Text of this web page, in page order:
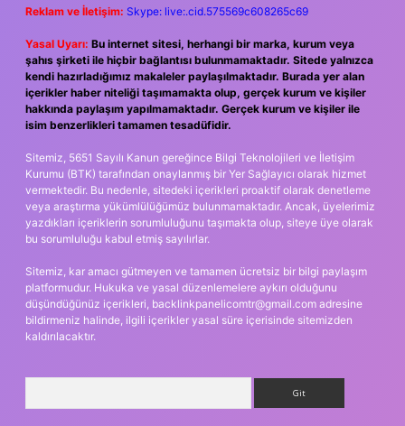
Reklam ve İletişim: Skype: live:.cid.575569c608265c69
Yasal Uyarı: Bu internet sitesi, herhangi bir marka, kurum veya
şahıs şirketi ile hiçbir bağlantısı bulunmamaktadır. Sitede yalnızca
kendi hazırladığımız makaleler paylaşılmaktadır. Burada yer alan
içerikler haber niteliği taşımamakta olup, gerçek kurum ve kişiler
hakkında paylaşım yapılmamaktadır. Gerçek kurum ve kişiler ile
isim benzerlikleri tamamen tesadüfidir.
Sitemiz, 5651 Sayılı Kanun gereğince Bilgi Teknolojileri ve İletişim
Kurumu (BTK) tarafından onaylanmış bir Yer Sağlayıcı olarak hizmet
vermektedir. Bu nedenle, sitedeki içerikleri proaktif olarak denetleme
veya araştırma yükümlülüğümüz bulunmamaktadır. Ancak, üyelerimiz
yazdıkları içeriklerin sorumluluğunu taşımakta olup, siteye üye olarak
bu sorumluluğu kabul etmiş sayılırlar.
Sitemiz, kar amacı gütmeyen ve tamamen ücretsiz bir bilgi paylaşım
platformudur. Hukuka ve yasal düzenlemelere aykırı olduğunu
düşündüğünüz içerikleri, backlinkpanelicomtr@gmail.com adresine
bildirmeniz halinde, ilgili içerikler yasal süre içerisinde sitemizden
kaldırılacaktır.